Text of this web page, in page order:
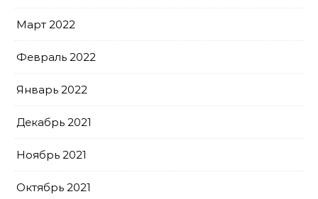
Март 2022
Февраль 2022
Январь 2022
Декабрь 2021
Ноябрь 2021
Октябрь 2021